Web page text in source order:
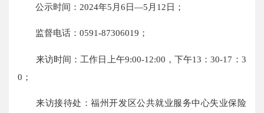
公示时间：2024年5月6日—5月12日；
监督电话：0591-87306019；
来访时间：工作日上午9:00-12:00，下午13：30-17：3
0；
来访接待处：福州开发区公共就业服务中心失业保险